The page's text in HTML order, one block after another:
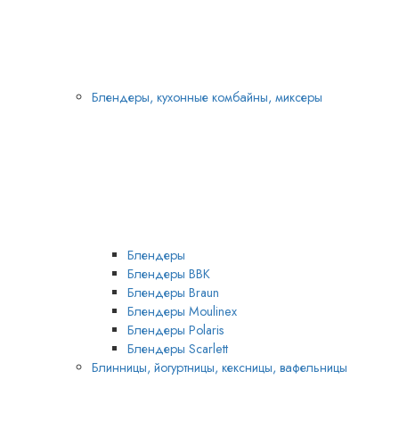
Блендеры, кухонные комбайны, миксеры
Блендеры
Блендеры BBK
Блендеры Braun
Блендеры Moulinex
Блендеры Polaris
Блендеры Scarlett
Блинницы, йогуртницы, кексницы, вафельницы